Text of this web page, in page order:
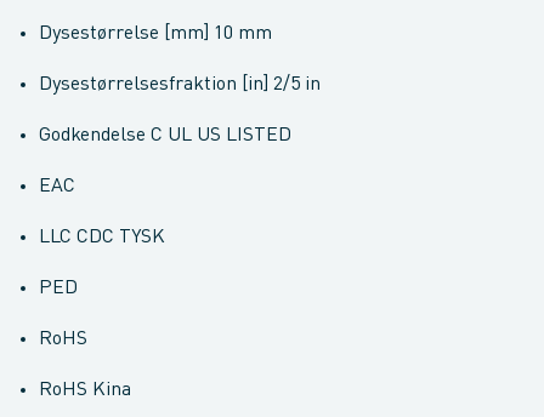
Dysestørrelse [mm] 10 mm
Dysestørrelsesfraktion [in] 2/5 in
Godkendelse C UL US LISTED
EAC
LLC CDC TYSK
PED
RoHS
RoHS Kina